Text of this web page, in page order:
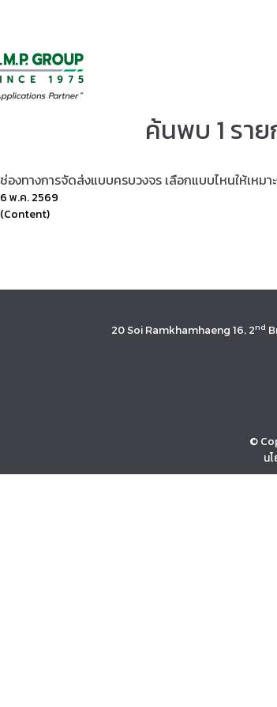
ค้นพบ 1 รา
ช่องทางการจัดส่งแบบครบวงจร เลือกแบบไหนให้เหมา
6 พ.ค. 2569
(Content)
20 Soi Ramkhamhaeng 16, 2nd
©
น